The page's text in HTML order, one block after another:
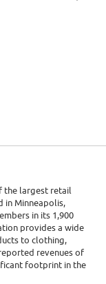
the largest retail
in Minneapolis,
in its 1,900
provides a wide
to clothing,
revenues of
footprint in the